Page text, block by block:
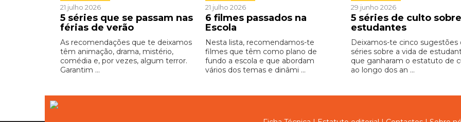
21 julho 2026
5 séries que se passam nas
férias de verão
As recomendações que te deixamos
têm animação, drama, mistério,
comédia e, por vezes, algum terror.
Garantim ...
21 julho 2026
6 filmes passados na
Escola
Nesta lista, recomendamos-te
filmes que têm como plano de
fundo a escola e que abordam
vários dos temas e dinâmi ...
29 junho 2026
5 séries de culto sobre
estudantes
Deixamos-te cinco sugestões
séries sobre a vida de
que ganharam o estatuto de
ao longo dos an ...